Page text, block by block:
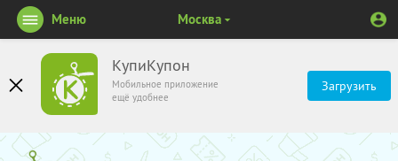
КупиКупон
Мобильное приложение
ещё удобнее
Загрузить
Меню Москва